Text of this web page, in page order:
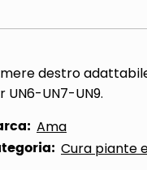
rotondo sun
destro
UN6-UN7-UN9.
Ama
Cura piante